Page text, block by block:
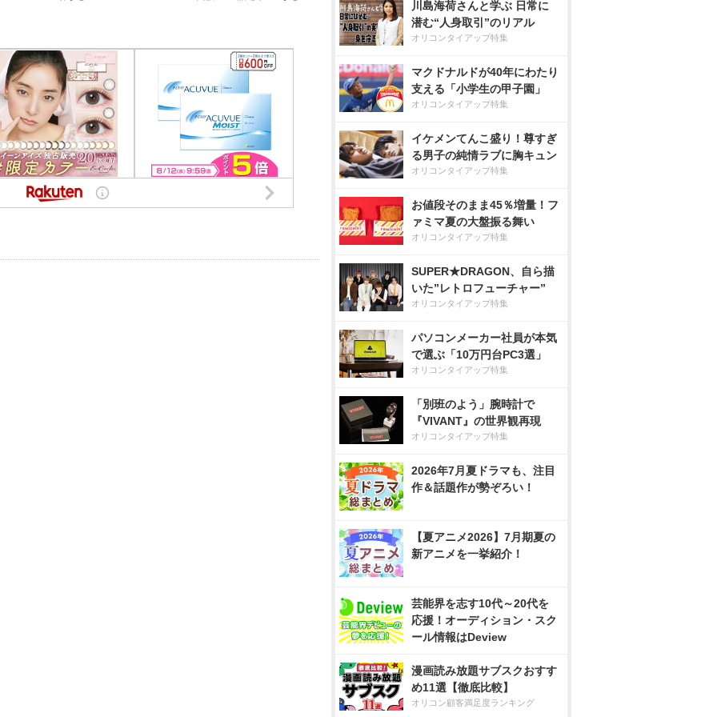
川島海荷さんと学ぶ 日常に
潜む“人身取引”のリアル
オリコンタイアップ特集
マクドナルドが40年にわたり
支える「小学生の甲子園」
オリコンタイアップ特集
イケメンてんこ盛り！尊すぎ
る男子の純情ラブに胸キュン
オリコンタイアップ特集
お値段そのまま45％増量！フ
ァミマ夏の大盤振る舞い
オリコンタイアップ特集
SUPER★DRAGON、自ら描
いた”レトロフューチャー”
オリコンタイアップ特集
パソコンメーカー社員が本気
で選ぶ「10万円台PC3選」
オリコンタイアップ特集
「別班のよう」腕時計で
『VIVANT』の世界観再現
オリコンタイアップ特集
2026年7月夏ドラマも、注目
作＆話題作が勢ぞろい！
【夏アニメ2026】7月期夏の
新アニメを一挙紹介！
芸能界を志す10代～20代を
応援！オーディション・スク
ール情報はDeview
漫画読み放題サブスクおすす
め11選【徹底比較】
オリコン顧客満足度ランキング